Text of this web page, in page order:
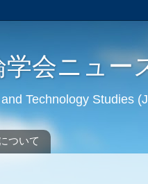
会ニュー
Technology Studies
ついて